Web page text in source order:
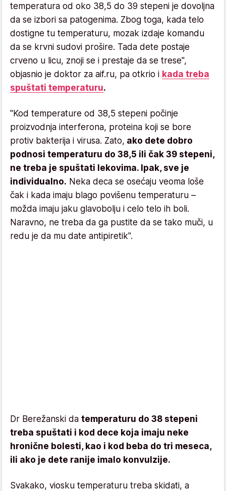
temperatura od oko 38,5 do 39 stepeni je dovoljna
da se izbori sa patogenima. Zbog toga, kada telo
dostigne tu temperaturu, mozak izdaje komandu
da se krvni sudovi prošire. Tada dete postaje
crveno u licu, znoji se i prestaje da se trese",
objasnio je doktor za aif.ru, pa otkrio i kada treba
spuštati temperaturu.
"Kod temperature od 38,5 stepeni počinje
proizvodnja interferona, proteina koji se bore
protiv bakterija i virusa. Zato, ako dete dobro
podnosi temperaturu do 38,5 ili čak 39 stepeni,
ne treba je spuštati lekovima. Ipak, sve je
individualno. Neka deca se osećaju veoma loše
čak i kada imaju blago povišenu temperaturu –
možda imaju jaku glavobolju i celo telo ih boli.
Naravno, ne treba da ga pustite da se tako muči, u
redu je da mu date antipiretik".
Dr Berežanski da temperaturu do 38 stepeni
treba spuštati i kod dece koja imaju neke
hronične bolesti, kao i kod beba do tri meseca,
ili ako je dete ranije imalo konvulzije.
Svakako, viosku temperaturu treba skidati, a